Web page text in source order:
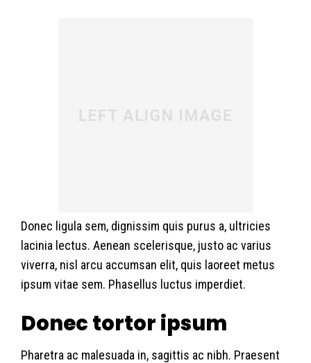
Donec ligula sem, dignissim quis purus a, ultricies
lacinia lectus. Aenean scelerisque, justo ac varius
viverra, nisl arcu accumsan elit, quis laoreet metus
ipsum vitae sem. Phasellus luctus imperdiet.
Donec tortor ipsum
Pharetra ac malesuada in, sagittis ac nibh. Praesent